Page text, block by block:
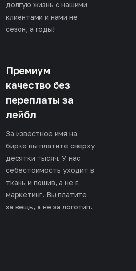
долгую жизнь с нашими
клиентами и нами не
сезон, а годы!
Премиум
качество без
переплаты за
лейбл
За известное имя на
бирке вы платите сверху
десятки тысяч. У нас
себестоимость уходит в
ткань и пошив, а не в
маркетинг. Вы платите
за вещь, а не за логотип.